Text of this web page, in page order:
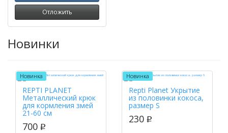
Отложить
Новинки
Новинка
REPTI PLANET
Металлический крюк
для кормления змей
21-60 см
700 p
Новинка
Repti Planet Укрытие
из половинки кокоса,
размер S
230 p